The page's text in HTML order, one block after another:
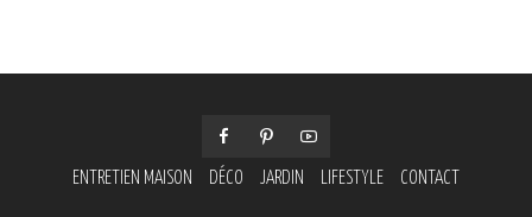
ENTRETIEN MAISON DÉCO JARDIN LIFESTYLE CONTACT